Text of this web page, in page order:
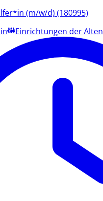
(m/w/d) (180995)
Einrichtungen der